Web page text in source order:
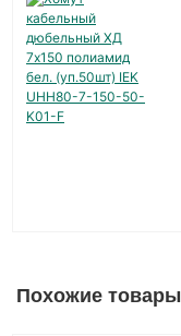
Похожие товары